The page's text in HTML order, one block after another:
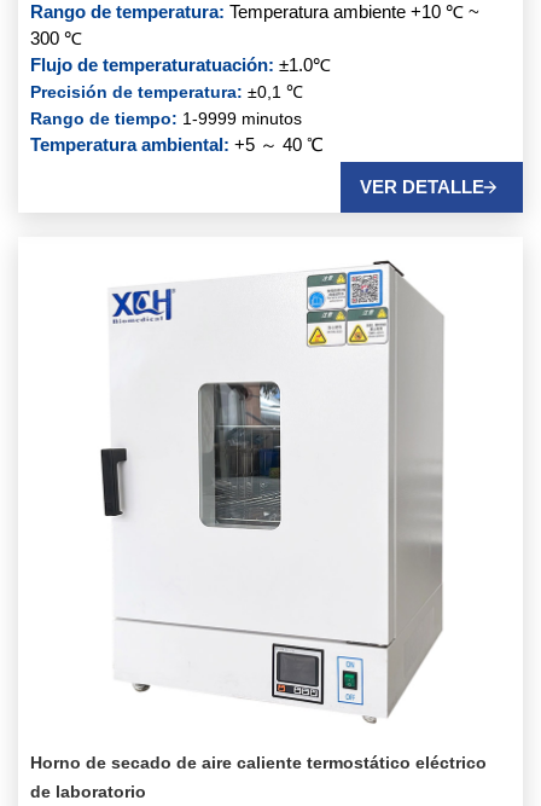
Rango de temperatura: Temperatura ambiente +10 ℃ ~
300 ℃
Flujo de temperaturatuación: ±1.0℃
Precisión de temperatura: ±0,1 ℃
Rango de tiempo: 1-9999 minutos
Temperatura ambiental: +5 ～ 40 ℃
VER DETALLE
Horno de secado de aire caliente termostático eléctrico
de laboratorio